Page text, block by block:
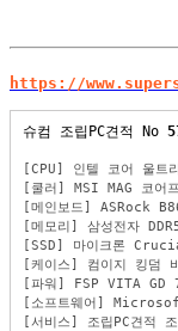
https://
슈컴 조립PC견적 No
[CPU] 인텔 코어 울
[쿨러] MSI MAG 코어
[메인보드] ASRock
[메모리] 삼성전자
[SSD] 마이크론
[케이스] 컴이지 킹덤
[파워] FSP VITA GD
[소프트웨어]
[서비스] 조립PC견적